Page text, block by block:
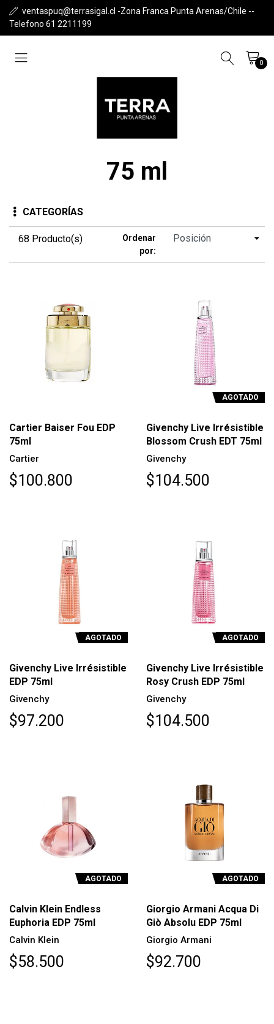
ventaspuq@terrasigal.cl -Zona Franca Punta Arenas/Chile --
Telefono 61 2211199
0
75 ml
CATEGORÍAS
68 Producto(s)
Ordenar
por:
Cartier Baiser Fou EDP
75ml
Cartier
$100.800
AGOTADO
Givenchy Live Irrésistible
Blossom Crush EDT 75ml
Givenchy
$104.500
AGOTADO
Givenchy Live Irrésistible
EDP 75ml
Givenchy
$97.200
AGOTADO
Givenchy Live Irrésistible
Rosy Crush EDP 75ml
Givenchy
$104.500
AGOTADO
Calvin Klein Endless
Euphoria EDP 75ml
Calvin Klein
$58.500
AGOTADO
Giorgio Armani Acqua Di
Giò Absolu EDP 75ml
Giorgio Armani
$92.700